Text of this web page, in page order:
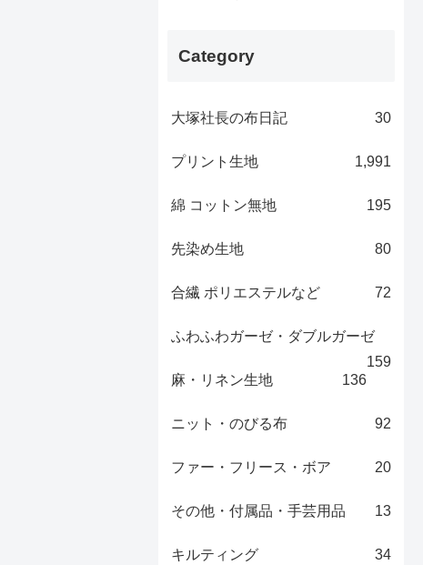
Category
大塚社長の布日記 30
プリント生地 1,991
綿 コットン無地 195
先染め生地 80
合繊 ポリエステルなど 72
ふわふわガーゼ・ダブルガーゼ
159
麻・リネン生地
136
ニット・のびる布 92
ファー・フリース・ボア 20
その他・付属品・手芸用品 13
キルティング 34